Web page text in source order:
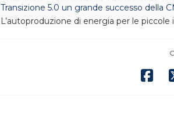
Transizione 5.0 un grande successo della
L’autoproduzione di energia per le